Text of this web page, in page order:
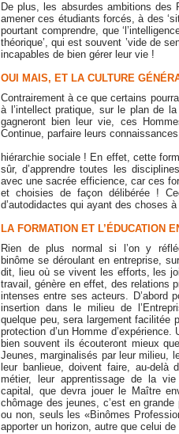
De plus, les absurdes ambitions des
amener ces étudiants forcés, à des
pourtant comprendre, que
théorique’, qui est souvent ’vide de
incapables de bien gérer leur vie !
OUI MAIS, ET LA CULTURE
Contrairement à ce que certains
à l’intellect pratique, sur le plan de
gagneront bien leur vie, ces
Continue, parfaire leurs
hiérarchie sociale ! En effet, cette
sûr, d’apprendre toutes les
avec une sacrée efficience, car ces
et choisies de façon délibérée !
d’autodidactes qui ayant des choses
LA FORMATION ET L’ÉDUCATION
Rien de plus normal si l’on y
binôme se déroulant en entreprise,
dit, lieu où se vivent les efforts, les
travail, génère en effet, des relations
intenses entre ses acteurs. D’abord
insertion dans le milieu de
quelque peu, sera largement facilitée
protection d’un Homme d’expérience.
bien souvent ils écouteront mieux
Jeunes, marginalisés par leur milieu,
leur banlieue, doivent faire, au-delà
métier, leur apprentissage de la
capital, que devra jouer le Maître
chômage des jeunes, c’est en
ou non, seuls les «Binômes
apporter un horizon, autre que celui